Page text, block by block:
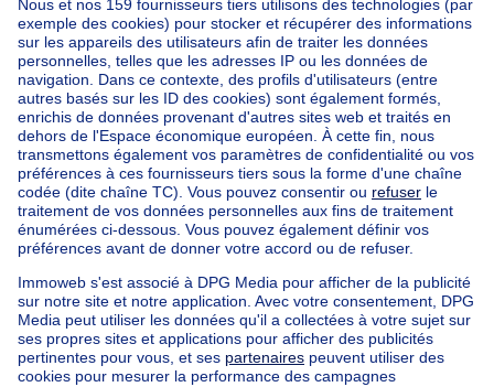
Accueil Belgique
Bruxelles (province)
Bruxelles (arrondissement)
Acheter votre maison à Evere
Nos maisons hors de la Belgique
Maison à vendre France
Maison à vendre Espagne
Maison à vendre Italie
Maison à vendre Luxembourg
Maison à vendre Pays-bas
Nos biens pas chèrsMaison à vendre pas cher
Appartements à louer pas cher
Nos biens à louer avec chambres
Appartement à vendre avec 3 chambres
Maison à vendre avec 3 chambres